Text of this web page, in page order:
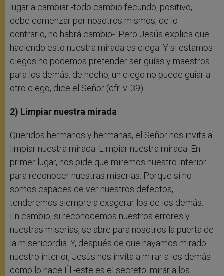
lugar a cambiar -todo cambio fecundo, positivo,
debe comenzar por nosotros mismos; de lo
contrario, no habrá cambio-. Pero Jesús explica que
haciendo esto nuestra mirada es ciega. Y si estamos
ciegos no podemos pretender ser guías y maestros
para los demás: de hecho, un ciego no puede guiar a
otro ciego, dice el Señor (cfr. v. 39).
2) Limpiar nuestra mirada
Queridos hermanos y hermanas, el Señor nos invita a
limpiar nuestra mirada. Limpiar nuestra mirada. En
primer lugar, nos pide que miremos nuestro interior
para reconocer nuestras miserias. Porque si no
somos capaces de ver nuestros defectos,
tenderemos siempre a exagerar los de los demás.
En cambio, si reconocemos nuestros errores y
nuestras miserias, se abre para nosotros la puerta de
la misericordia. Y, después de que hayamos mirado
nuestro interior, Jesús nos invita a mirar a los demás
como lo hace Él -este es el secreto: mirar a los